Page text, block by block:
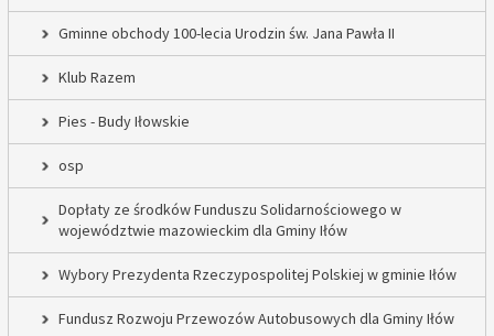
Gminne obchody 100-lecia Urodzin św. Jana Pawła II
Klub Razem
Pies - Budy Iłowskie
osp
Dopłaty ze środków Funduszu Solidarnościowego w
województwie mazowieckim dla Gminy Iłów
Wybory Prezydenta Rzeczypospolitej Polskiej w gminie Iłów
Fundusz Rozwoju Przewozów Autobusowych dla Gminy Iłów